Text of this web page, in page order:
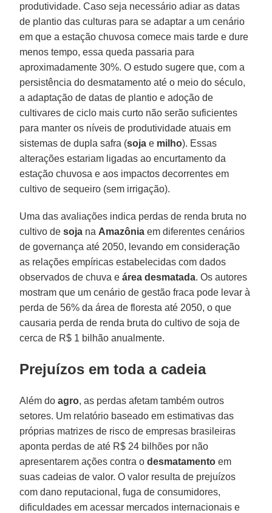
produtividade. Caso seja necessário adiar as datas
de plantio das culturas para se adaptar a um cenário
em que a estação chuvosa comece mais tarde e dure
menos tempo, essa queda passaria para
aproximadamente 30%. O estudo sugere que, com a
persistência do desmatamento até o meio do século,
a adaptação de datas de plantio e adoção de
cultivares de ciclo mais curto não serão suficientes
para manter os níveis de produtividade atuais em
sistemas de dupla safra (soja e milho). Essas
alterações estariam ligadas ao encurtamento da
estação chuvosa e aos impactos decorrentes em
cultivo de sequeiro (sem irrigação).
Uma das avaliações indica perdas de renda bruta no
cultivo desoja na Amazônia em diferentes cenários
de governança até 2050, levando em consideração
as relações empíricas estabelecidas com dados
observados de chuva eárea desmatada. Os autores
mostram que um cenário de gestão fraca pode levar à
perda de 56% da área de floresta até 2050, o que
causaria perda de renda bruta do cultivo de soja de
cerca de R$ 1 bilhão anualmente.
Prejuízos em toda a cadeia
Além doagro, as perdas afetam também outros
setores. Um relatório baseado em estimativas das
próprias matrizes de risco de empresas brasileiras
aponta perdas de até R$ 24 bilhões por não
apresentarem ações contra odesmatamento em
suas cadeias de valor. O valor resulta de prejuízos
com dano reputacional, fuga de consumidores,
dificuldades em acessar mercados internacionais e